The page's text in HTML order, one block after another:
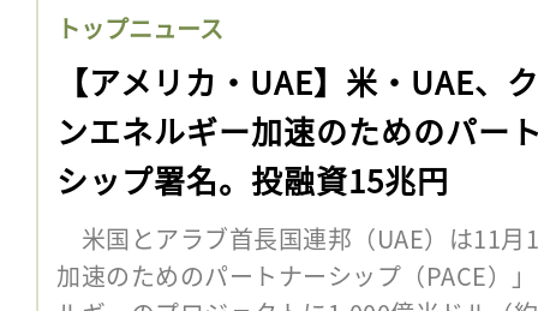
トップニュース
【アメリカ・UAE】米・UAE、
ンエネルギー加速のためのパー
シップ署名。投融資15兆円
米国とアラブ首長国連邦（UAE）は11月
加速のためのパートナーシップ（PACE）